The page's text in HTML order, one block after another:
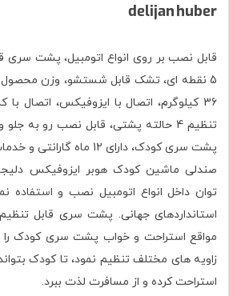
delijan huber
قابل نصب بر روی انواع اتومبیل، پشت سری
36 کیلوگرم، اتصال با ایزوفیکس، اتصال با
تنظیم 4 حالته پشتی، قابل نصب رو به
پشت سری کودک، دارای 12 ماه گارانتی و خدمات پس از فروش 10 ساله.
توان داخل انواع اتومبیل نصب و استفاده
استانداردهای جهانی. پشت سری قابل
مواقع استراحت و خواب پشت سری کودک را
زاویه های مختلف تنظیم نمود، تا کودک
استراحت کرده و از مسافرت لذت ببرد.